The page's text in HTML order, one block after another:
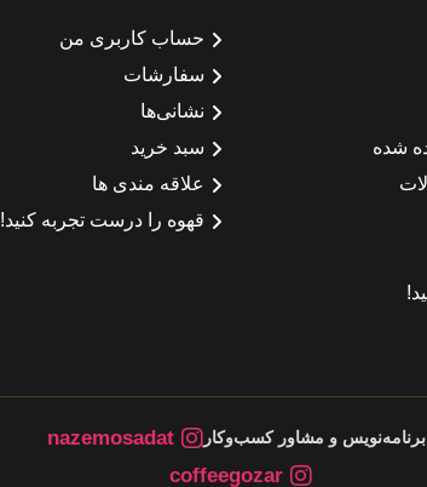
شده
حساب کاربری من
سفارشات
نشانی‌ها
سبد خرید
علاقه مندی ها
قهوه را درست تجربه کنید!
برنامه‌نویس و مشاور کسب‌وکار
nazemosadat
coffeegozar